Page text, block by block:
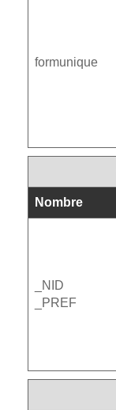
formunique
Nombre
_NID
_PREF